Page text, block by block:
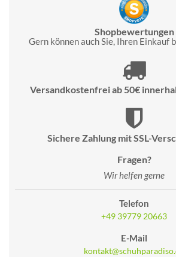
Shopbewertungen
Gern können auch Sie, Ihren Einkauf
Versandkostenfrei ab 50€
Sichere Zahlung mit SSL-
Fragen?
Wir helfen gerne
Telefon
+49 39779 20663
E-Mail